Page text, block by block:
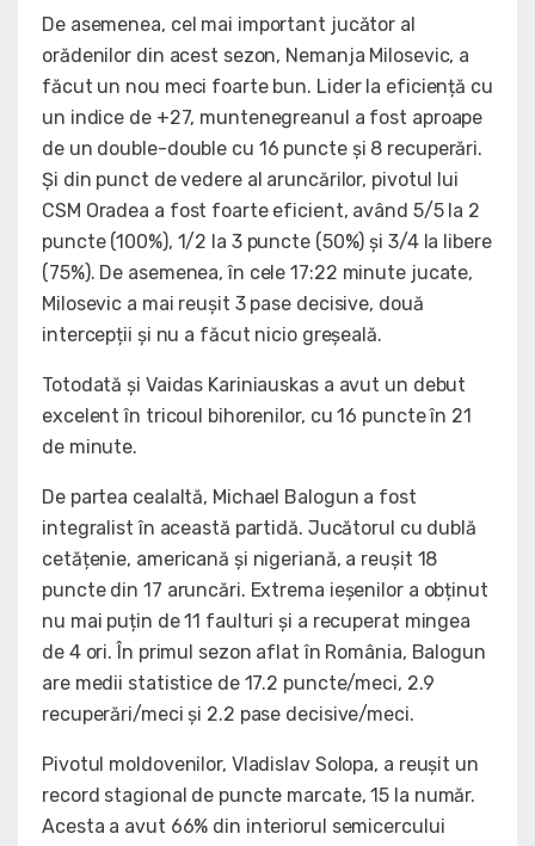
De asemenea, cel mai important jucător al
orădenilor din acest sezon, Nemanja Milosevic, a
făcut un nou meci foarte bun. Lider la eficiență cu
un indice de +27, muntenegreanul a fost aproape
de un double-double cu 16 puncte și 8 recuperări.
Și din punct de vedere al aruncărilor, pivotul lui
CSM Oradea a fost foarte eficient, având 5/5 la 2
puncte (100%), 1/2 la 3 puncte (50%) și 3/4 la libere
(75%). De asemenea, în cele 17:22 minute jucate,
Milosevic a mai reușit 3 pase decisive, două
intercepții și nu a făcut nicio greșeală.
Totodată și Vaidas Kariniauskas a avut un debut
excelent în tricoul bihorenilor, cu 16 puncte în 21
de minute.
De partea cealaltă, Michael Balogun a fost
integralist în această partidă. Jucătorul cu dublă
cetățenie, americană și nigeriană, a reușit 18
puncte din 17 aruncări. Extrema ieșenilor a obținut
nu mai puțin de 11 faulturi și a recuperat mingea
de 4 ori. În primul sezon aflat în România, Balogun
are medii statistice de 17.2 puncte/meci, 2.9
recuperări/meci și 2.2 pase decisive/meci.
Pivotul moldovenilor, Vladislav Solopa, a reușit un
record stagional de puncte marcate, 15 la număr.
Acesta a avut 66% din interiorul semicercului